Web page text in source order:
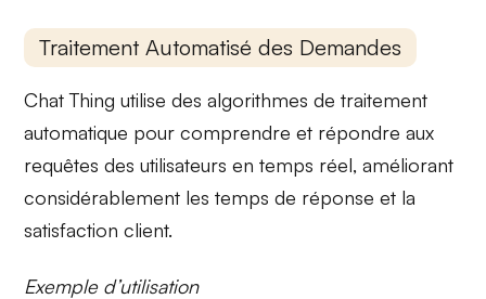
Traitement Automatisé des Demandes
Chat Thing utilise des algorithmes detraitement
automatique pour comprendre et répondre aux
requêtes des utilisateurs en temps réel, améliorant
considérablement les temps de réponse et la
satisfaction client.
Exemple d’utilisation